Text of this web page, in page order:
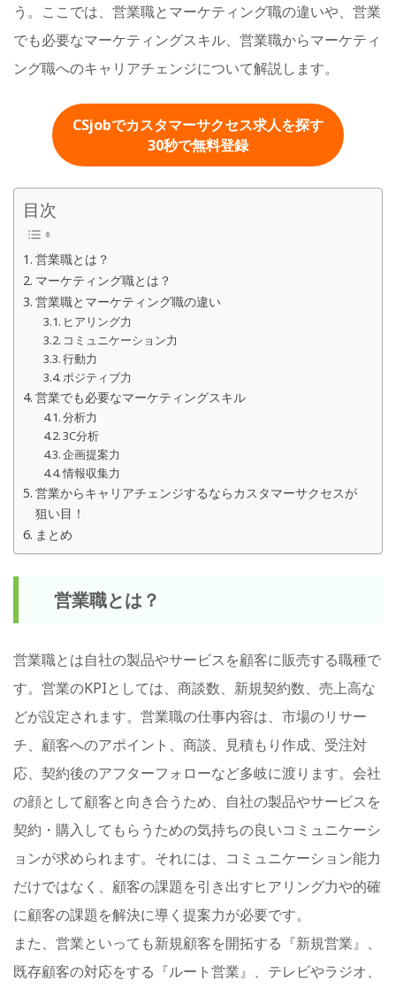
う。ここでは、営業職とマーケティング職の違いや、営業
でも必要なマーケティングスキル、営業職からマーケティ
ング職へのキャリアチェンジについて解説します。
CSjobでカスタマーサクセス求人を探す
30秒で無料登録
目次
営業職とは？
マーケティング職とは？
営業職とマーケティング職の違い
ヒアリング力
コミュニケーション力
行動力
ポジティブ力
営業でも必要なマーケティングスキル
分析力
3C分析
企画提案力
情報収集力
営業からキャリアチェンジするならカスタマーサクセスが
狙い目！
まとめ
営業職とは？
営業職とは自社の製品やサービスを顧客に販売する職種で
す。営業のKPIとしては、商談数、新規契約数、売上高な
どが設定されます。営業職の仕事内容は、市場のリサー
チ、顧客へのアポイント、商談、見積もり作成、受注対
応、契約後のアフターフォローなど多岐に渡ります。会社
の顔として顧客と向き合うため、自社の製品やサービスを
契約・購入してもらうための気持ちの良いコミュニケーシ
ョンが求められます。それには、コミュニケーション能力
だけではなく、顧客の課題を引き出すヒアリング力や的確
に顧客の課題を解決に導く提案力が必要です。
また、営業といっても新規顧客を開拓する『新規営業』、
既存顧客の対応をする『ルート営業』、テレビやラジオ、